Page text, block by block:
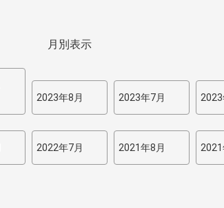
月別表示
2023年8月 2023年7月
2022年7月 2021年8月